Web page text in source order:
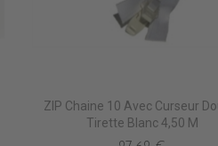
ZIP Chaine 10 Avec Curseur
Tirette Blanc 4,50 M